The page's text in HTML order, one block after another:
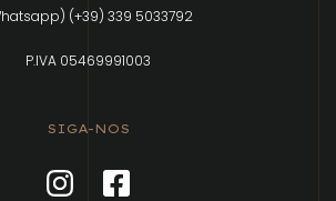
(+39) 339 5033792
P.IVA 05469991003
SIGA-NOS